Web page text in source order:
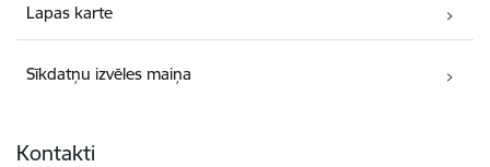
Lapas karte
Sīkdatņu izvēles maiņa
Kontakti